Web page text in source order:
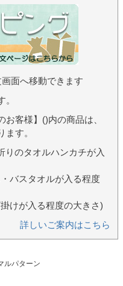
面へ移動できます
お客様】()内の商品は、
す。
りのタオルハンカチが入
バスタオルが入る程度
けが入る程度の大きさ)
詳しいご案内はこちら
ルパターン